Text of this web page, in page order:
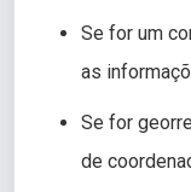
Se for um
as
Se for
de